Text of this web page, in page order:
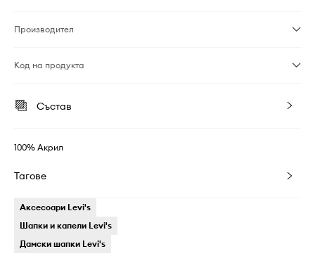
Производител
Код на продукта
Състав
100% Акрил
Тагове
Аксесоари Levi's
Шапки и капели Levi's
Дамски шапки Levi's